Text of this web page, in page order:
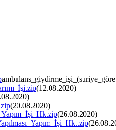
(12.08.2020)
(20.08.2020)
(26.08.2020)